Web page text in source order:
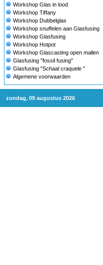
Workshop Glas in lood
Workshop Tiffany
Workshop Dubbelglas
Workshop snuffelen aan Glasfusing
Workshop Glasfusing
Workshop Hotpot
Workshop Glascasting open mallen
Glasfusing "fossil fusing"
Glasfusing "Schaal craquele "
Algemene voorwaarden
zondag, 09 augustus 2026